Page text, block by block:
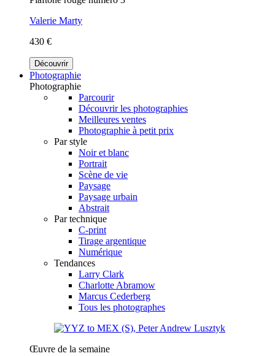
Valerie Marty
430 €
Découvrir
Photographie
Photographie
Parcourir
Découvrir les photographies
Meilleures ventes
Photographie à petit prix
Par style
Noir et blanc
Portrait
Scène de vie
Paysage
Paysage urbain
Abstrait
Par technique
C-print
Tirage argentique
Numérique
Tendances
Larry Clark
Charlotte Abramow
Marcus Cederberg
Tous les photographes
Œuvre de la semaine